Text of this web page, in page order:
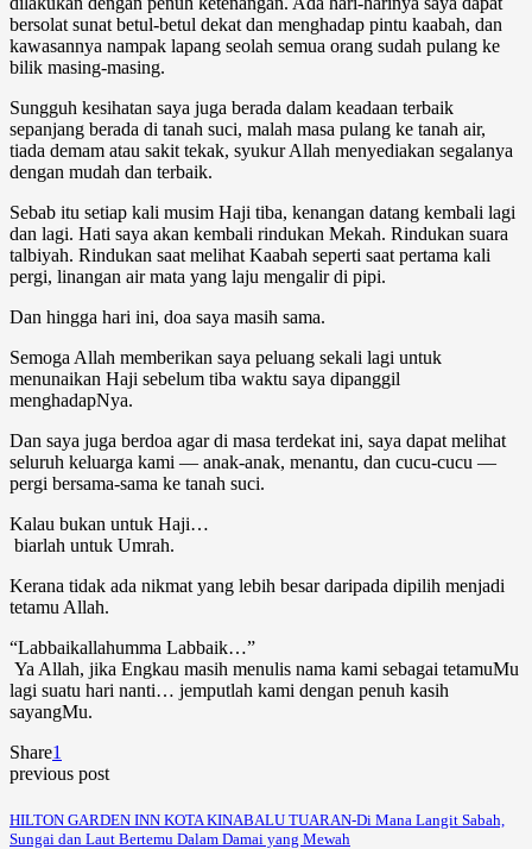
bersolat sunat betul-betul dekat dan menghadap pintu kaabah, dan
kawasannya nampak lapang seolah semua orang sudah pulang ke
bilik masing-masing.
Sungguh kesihatan saya juga berada dalam keadaan terbaik
sepanjang berada di tanah suci, malah masa pulang ke tanah air,
tiada demam atau sakit tekak, syukur Allah menyediakan segalanya
dengan mudah dan terbaik.
Sebab itu setiap kali musim Haji tiba, kenangan datang kembali lagi
dan lagi. Hati saya akan kembali rindukan Mekah. Rindukan suara
talbiyah. Rindukan saat melihat Kaabah seperti saat pertama kali
pergi, linangan air mata yang laju mengalir di pipi.
Dan hingga hari ini, doa saya masih sama.
Semoga Allah memberikan saya peluang sekali lagi untuk
menunaikan Haji sebelum tiba waktu saya dipanggil
menghadapNya.
Dan saya juga berdoa agar di masa terdekat ini, saya dapat melihat
seluruh keluarga kami — anak-anak, menantu, dan cucu-cucu —
pergi bersama-sama ke tanah suci.
Kalau bukan untuk Haji…
biarlah untuk Umrah.
Kerana tidak ada nikmat yang lebih besar daripada dipilih menjadi
tetamu Allah.
“Labbaikallahumma Labbaik…”
Ya Allah, jika Engkau masih menulis nama kami sebagai tetamuMu
lagi suatu hari nanti… jemputlah kami dengan penuh kasih
sayangMu.
Share1
previous post
HILTON GARDEN INN KOTA KINABALU TUARAN-Di Mana Langit Sabah,
Sungai dan Laut Bertemu Dalam Damai yang Mewah